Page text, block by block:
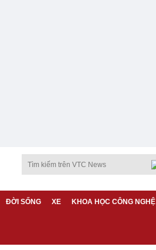
ĐỜI SỐNG XE KHOA HỌC CÔNG NGHỆ